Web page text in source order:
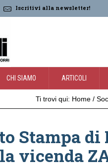
Iscritivi alla newsletter!
CHI SIAMO ARTICOLI
Ti trovi qui: Home /
Stampa di
vicenda